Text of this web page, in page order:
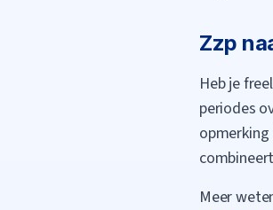
Zzp
Heb je
periodes
Meer